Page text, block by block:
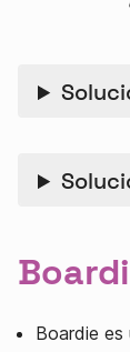
Boardie es